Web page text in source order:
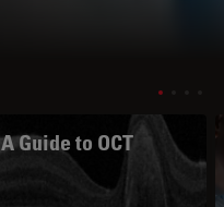
A Guide to OCT